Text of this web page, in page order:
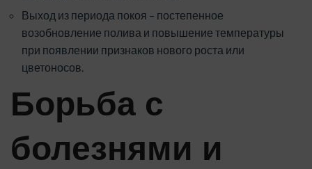
Выход из периода покоя – постепенное
возобновление полива и повышение температуры
при появлении признаков нового роста или
цветоносов.
Борьба с
болезнями и